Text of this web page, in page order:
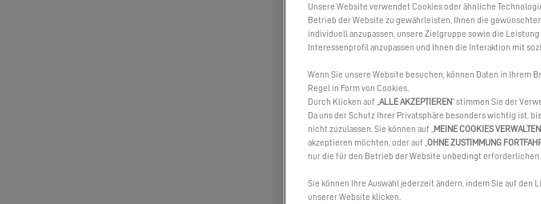
ALLES
David von Sail Tahiti erzählt uns von seiner
Unsere Website verwendet Cookies oder ähnliche
Betrieb der Website zu gewährleisten, Ihnen die
individuell anzupassen, unsere Zielgruppe sowie die
Interessenprofil anzupassen und Ihnen die Interaktion mit
Wenn Sie unsere Website besuchen, können Daten in Ihrem
Regel in Form von Cookies.
Durch Klicken auf „ ALLE AKZEPTIEREN“ stimmen Sie der
Da uns der Schutz Ihrer Privatsphäre besonders wichtig ist,
nicht zuzulassen. Sie können auf „
MEINE COOKIES VERWALTEN
akzeptieren möchten, oder auf „ OHNE ZUSTIMMUNG
nur die für den Betrieb der Website unbedingt erforderlichen
Sie können Ihre Auswahl jederzeit ändern, indem Sie auf den
unserer Website klicken.